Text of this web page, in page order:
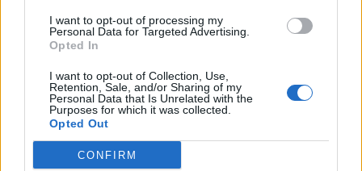
I want to opt-out of processing my
Personal Data for Targeted Advertising.
Opted In
I want to opt-out of Collection, Use,
Retention, Sale, and/or Sharing of my
Personal Data that Is Unrelated with the
Purposes for which it was collected.
Opted Out
CONFIRM
ανάρτηση στο
Instagram
, στην οποία ανέφερε ότι:
«Να βγάζετε χρήματα, επειδή τα χρήματα δεν